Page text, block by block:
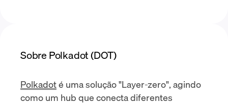
Sobre Polkadot (DOT)
Polkadoté uma solução "Layer-zero", agindo
como um hub que conecta diferentes